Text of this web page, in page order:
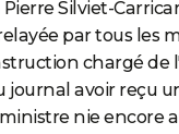
Silviet-
par tous les
chargé de
avoir reçu
nie encore